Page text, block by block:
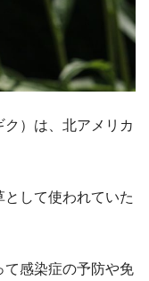
）は、北アメリカ
して使われていた
て感染症の予防や免